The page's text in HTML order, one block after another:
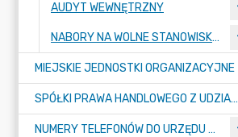
AUDYT WEWNĘTRZNY
NABORY NA WOLNE STANOWISKA PRACY
MIEJSKIE JEDNOSTKI ORGANIZACYJNE
SPÓŁKI PRAWA HANDLOWEGO Z UDZIAŁEM GMINY
NUMERY TELEFONÓW DO URZĘDU MIASTA, MIEJSKICH JEDNOSTEK ORGANIZACYJNYCH ORAZ SPÓŁEK PRAWA HANDLOWEGO Z UDZIAŁEM GMINY